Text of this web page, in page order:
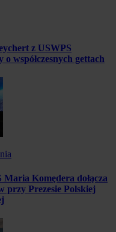
z USWPS
współczesnych gettach
Komędera dołącza
przy Prezesie Polskiej